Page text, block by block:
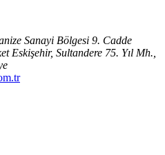
Sanayi Bölgesi 9. Cadde
Eskişehir, Sultandere 75. Yıl Mh.,